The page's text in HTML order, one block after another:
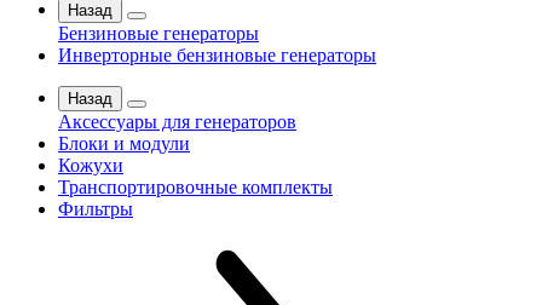
Назад
Бензиновые генераторы
Инверторные бензиновые генераторы
Назад
Аксессуары для генераторов
Блоки и модули
Кожухи
Транспортировочные комплекты
Фильтры